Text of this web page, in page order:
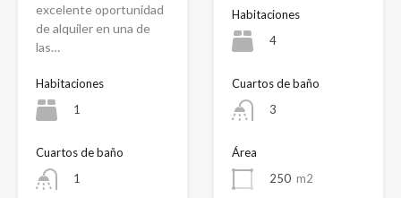
excelente oportunidad
de alquiler en una de
las…
Habitaciones
1
Cuartos de baño
1
Habitaciones
4
Cuartos de baño
3
Área
250 m2